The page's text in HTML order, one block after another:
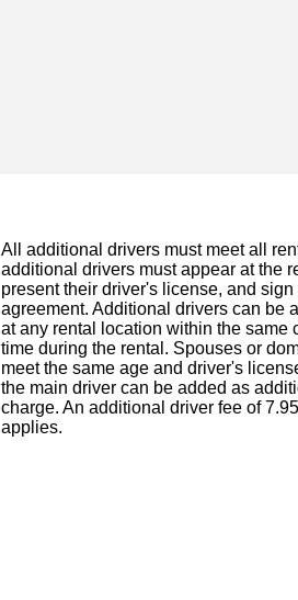
All additional drivers must meet all
additional drivers must appear at the
present their driver's license, and sign
agreement. Additional drivers can be
at any rental location within the same
time during the rental. Spouses or
meet the same age and driver's
the main driver can be added as
charge. An additional driver fee of
applies.